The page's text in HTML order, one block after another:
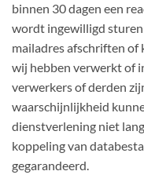
binnen 30 dagen een
wordt ingewilligd
mailadres afschriften of
wij hebben verwerkt of
verwerkers of derden
waarschijnlijkheid
dienstverlening niet
koppeling van
gegarandeerd.